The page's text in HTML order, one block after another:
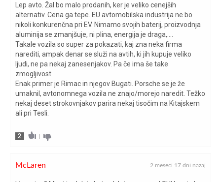
Lep avto. Žal bo malo prodanih, ker je veliko cenejših
alternativ. Cena ga tepe. EU avtomobilska industrija ne bo
nikoli konkurenčna pri EV. Nimamo svojih baterij, proizvodnja
aluminija se zmanjšuje, ni plina, energija je draga,….
Takale vozila so super za pokazati, kaj zna neka firma
narediti, ampak denar se služi na avtih, ki jih kupuje veliko
ljudi, ne pa nekaj zanesenjakov. Pa če ima še take
zmogljivost.
Enak primer je Rimac in njegov Bugati. Porsche se je že
umaknil, avtonomnega vozila ne znajo/morejo naredit. Težko
nekaj deset strokovnjakov parira nekaj tisočim na Kitajskem
ali pri Tesli.
2
McLaren 2 meseci 17 dni nazaj